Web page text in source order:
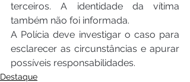
terceiros. A identidade da vítima
também não foi informada.
A Polícia deve investigar o caso para
esclarecer as circunstâncias e apurar
possíveis responsabilidades.
Destaque